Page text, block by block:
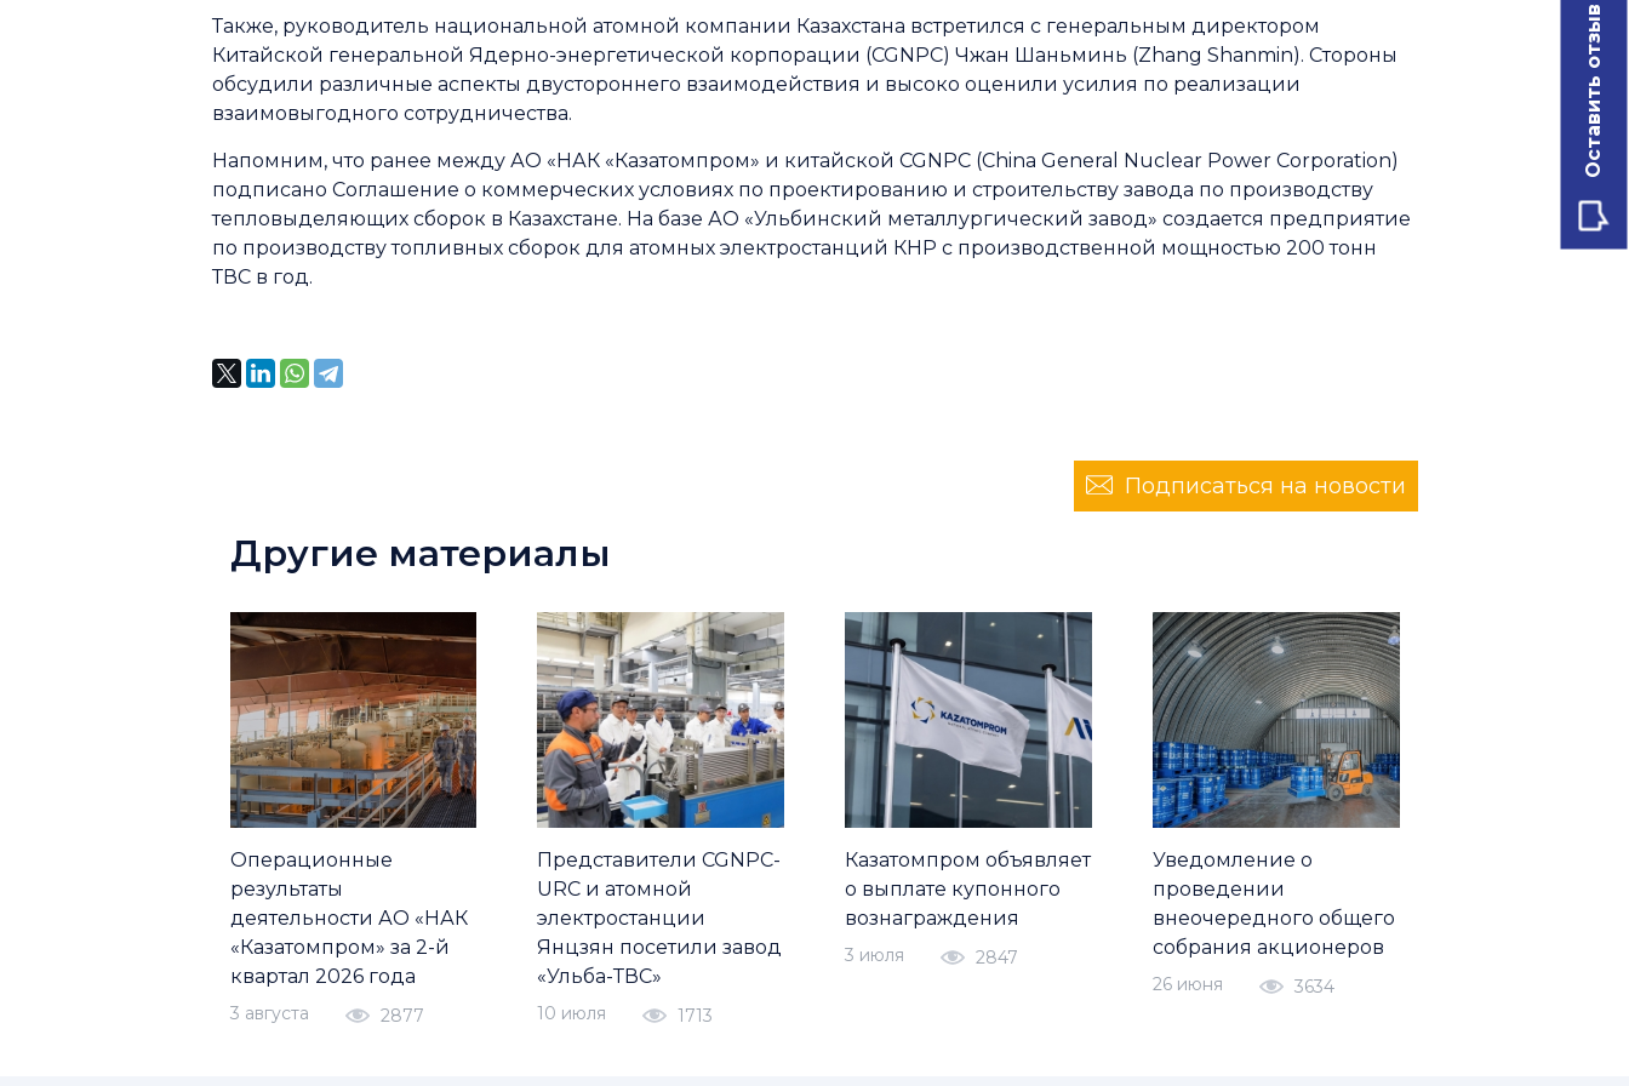
Также, руководитель национальной атомной компании Казахстана встретился с генеральным директором
Китайской генеральной Ядерно-энергетической корпорации (CGNPC) Чжан Шаньминь (Zhang Shanmin). Стороны
обсудили различные аспекты двустороннего взаимодействия и высоко оценили усилия по реализации
взаимовыгодного сотрудничества.
Напомним, что ранее между АО «НАК «Казатомпром» и китайской CGNPC (China General Nuclear Power Corporation)
подписано Соглашение о коммерческих условиях по проектированию и строительству завода по производству
тепловыделяющих сборок в Казахстане. На базе АО «Ульбинский металлургический завод» создается предприятие
по производству топливных сборок для атомных электростанций КНР с производственной мощностью 200 тонн
ТВС в год.
Подписаться на новости
Другие материалы
Операционные
результаты
деятельности АО «НАК
«Казатомпром» за 2-й
квартал 2026 года
3 августа 2877
Представители CGNPC-
URC и атомной
электростанции
Янцзян посетили завод
«Ульба-ТВС»
10 июля 1713
Казатомпром объявляет
о выплате купонного
вознаграждения
3 июля 2847
Уведомление о
проведении
внеочередного общего
собрания акционеров
26 июня 3634
Оставить отзыв